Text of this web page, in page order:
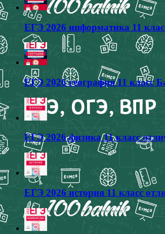
ЕГЭ 2026 информатика 11
ЕГЭ 2026 география 11 класс
ЕГЭ 2026 физика 11 класс
ЕГЭ 2026 история 11 класс